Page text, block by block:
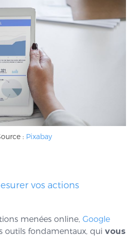
: Pixabay
vos actions
menées online, Google
outils fondamentaux, qui vous